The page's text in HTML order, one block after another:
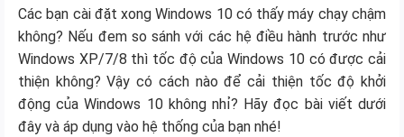
Các bạn cài đặt xong Windows 10 có thấy máy chạy chậm
không? Nếu đem so sánh với các hệ điều hành trước như
Windows XP/7/8 thì tốc độ của Windows 10 có được cải
thiện không? Vậy có cách nào để cải thiện tốc độ khởi
động của Windows 10 không nhỉ? Hãy đọc bài viết dưới
đây và áp dụng vào hệ thống của bạn nhé!